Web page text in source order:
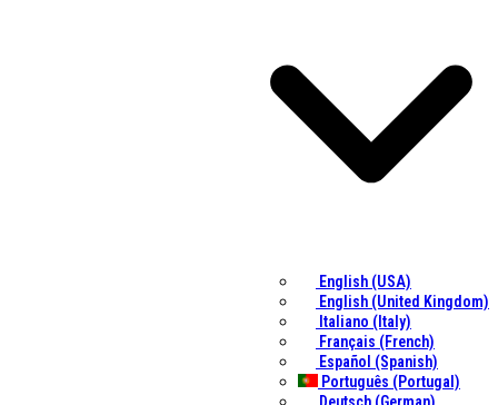
English (USA)
English (United Kingdom)
Italiano (Italy)
Français (French)
Español (Spanish)
Português (Portugal)